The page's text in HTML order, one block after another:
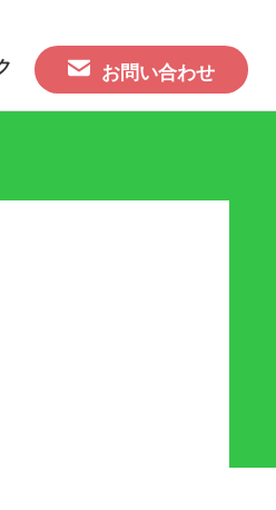
お問い合わせ